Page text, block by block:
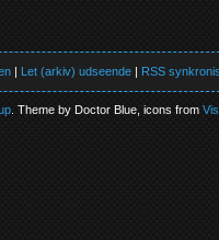
| Let (arkiv) udseende | RSS
. Theme by Doctor Blue, icons from